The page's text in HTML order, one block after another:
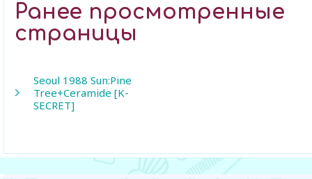
Ранее просмотренные
страницы
Seoul 1988 Sun:Pine
Tree+Ceramide [K-
SECRET]